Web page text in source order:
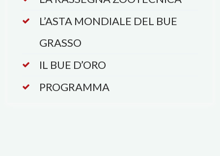
L’ASTA MONDIALE DEL BUE
GRASSO
IL BUE D’ORO
PROGRAMMA